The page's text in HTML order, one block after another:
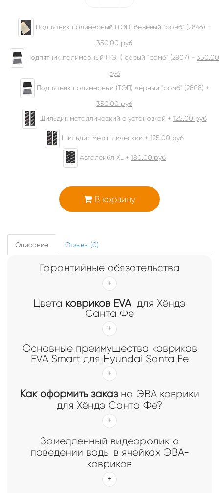
Подпятник полимерный (ТЭП) бежевый "ромб" (2846) +
350.00 руб
Подпятник полимерный (ТЭП) серый "ромб" (2807) + 350.00
руб
Подпятник полимерный (ТЭП) чёрный "ромб" (2808) +
350.00 руб
Шильдик металлический с установкой + 125.00 руб
Шильдик металлический + 125.00 руб
Автолейбл XL + 180.00 руб
В корзину
Описание Отзывы (0)
Гарантийные обязательства
Цвета ковриков EVAдля Хёндэ
Санта Фе
Основные преимущества ковриков
EVA Smart для Hyundai Santa Fe
Как оформить заказна ЭВА коврики
для Хёндэ Санта Фе?
Замедленный видеоролик о
поведении воды в ячейках ЭВА-
ковриков